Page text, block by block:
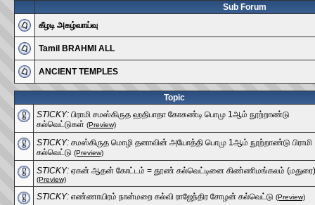
Sub Forum
கீழடி அகழ்வாய்வு
Tamil BRAHMI ALL
ANCIENT TEMPLES
Topic
STICKY: பிராமி சமஸ்கிருத ஹதிபாதா கோசுண்டி பொமு 1ஆம் நூற்றாண்டு
கல்வெட்டுகள் (Preview)
STICKY: சமஸ்கிருத மொழி தனாவின் அயோத்தி பொமு 1ஆம் நூற்றாண்டு பிராமி
கல்வெட்டு (Preview)
STICKY: ஏகன் ஆதன் கோட்டம் = தூண் கல்வெட்டினை கிண்ணிமங்கலம் (மதுரை)
(Preview)
STICKY: எண்ணாயிரம் நான்மறை கல்வி ராஜேந்திர சோழன் கல்வெட்டு (Preview)